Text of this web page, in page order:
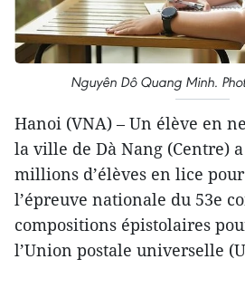
Nguyên Dô Quang Minh.
Hanoi (VNA) – Un élève en
la ville de Dà Nang (Centre) a
millions d’élèves en lice
l’épreuve nationale du 53e
compositions épistolaires
l’Union postale universelle